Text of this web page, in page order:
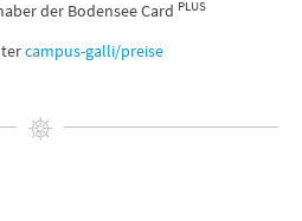
der Bodensee Card PLUS
campus-galli/preise